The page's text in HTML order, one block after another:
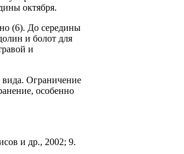
октября.
(6). До середины
и болот для
и
вида. Ограничение
особенно
и др., 2002; 9.